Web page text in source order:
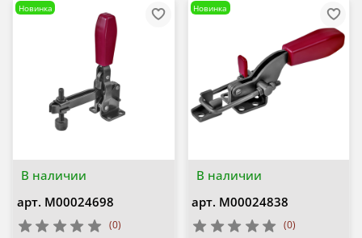
В наличии
Новинка
арт. М00024698
(0)
В наличии
Новинка
арт. М00024838
(0)